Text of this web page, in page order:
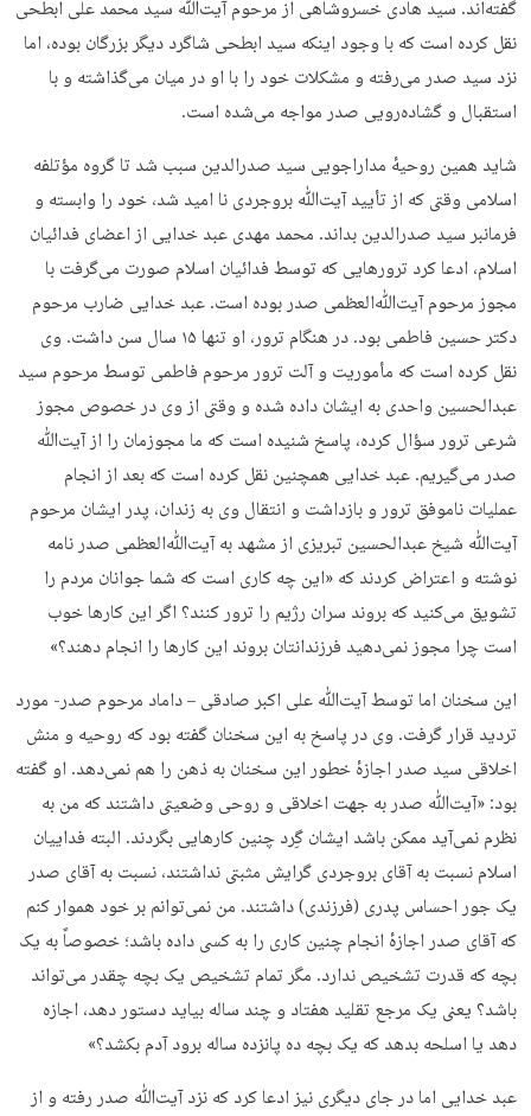
گفته‌اند. سید هادی خسروشاهی از مرحوم آیت‌ﷲ سید محمد علی ابطحی
نقل کرده است که با وجود اینکه سید ابطحی شاگرد دیگر بزرگان بوده، اما
نزد سید صدر می‌رفته و مشکلات خود را با او در میان می‌گذاشته و با
استقبال و گشاده‌رویی صدر مواجه می‌شده است.
شاید همین روحیهٔ مداراجویی سید صدرالدین سبب شد تا گروه مؤتلفه
اسلامی وقتی که از تأیید آیت‌ﷲ بروجردی نا امید شد، خود را وابسته و
فرمانبر سید صدرالدین بداند. محمد مهدی عبد خدایی از اعضای فدائیان
اسلام، ادعا کرد ترورهایی که توسط فدائیان اسلام صورت می‌گرفت با
مجوز مرحوم آیت‌ﷲ‌العظمی صدر بوده است. عبد خدایی ضارب مرحوم
دکتر حسین فاطمی بود. در هنگام ترور، او تنها ۱۵ سال سن داشت. وی
نقل کرده است که مأموریت و آلت ترور مرحوم فاطمی توسط مرحوم سید
عبدالحسین واحدی به ایشان داده شده و وقتی از وی در خصوص مجوز
شرعی ترور سؤال کرده، پاسخ شنیده است که ما مجوزمان را از آیت‌ﷲ
صدر می‌گیریم. عبد خدایی همچنین نقل کرده است که بعد از انجام
عملیات ناموفق ترور و بازداشت و انتقال وی به زندان، پدر ایشان مرحوم
آیت‌ﷲ شیخ عبدالحسین تبریزی از مشهد به آیت‌ﷲ‌العظمی صدر نامه
نوشته و اعتراض کردند که «این چه کاری است که شما جوانان مردم را
تشویق می‌کنید که بروند سران رژیم را ترور کنند؟ اگر این کارها خوب
است چرا مجوز نمی‌دهید فرزندانتان بروند این کارها را انجام دهند؟»
این سخنان اما توسط آیت‌ﷲ علی اکبر صادقی – داماد مرحوم صدر- مورد
تردید قرار گرفت. وی در پاسخ به این سخنان گفته بود که روحیه و منش
اخلاقی سید صدر اجازهٔ خطور این سخنان به ذهن را هم نمی‌دهد. او گفته
بود: «آیت‌ﷲ صدر به جهت اخلاقی و روحی وضعیتی داشتند که من به
نظرم نمی‌آید ممکن باشد ایشان گِرد چنین کارهایی بگردند. البته فداییان
اسلام نسبت به آقای بروجردی گرایش مثبتی نداشتند، نسبت به آقای صدر
یک جور احساس پدری (فرزندی) داشتند. من نمی‌توانم بر خود هموار کنم
که آقای صدر اجازهٔ انجام چنین کاری را به کسی داده باشد؛ خصوصاً به یک
بچه که قدرت تشخیص ندارد. مگر تمام تشخیص یک بچه چقدر می‌تواند
باشد؟ یعنی یک مرجع تقلید هفتاد و چند ساله بیاید دستور دهد، اجازه
دهد یا اسلحه بدهد که یک بچه ده پانزده ساله برود آدم بکشد؟»
عبد خدایی اما در جای دیگری نیز ادعا کرد که نزد آیت‌ﷲ صدر رفته و از